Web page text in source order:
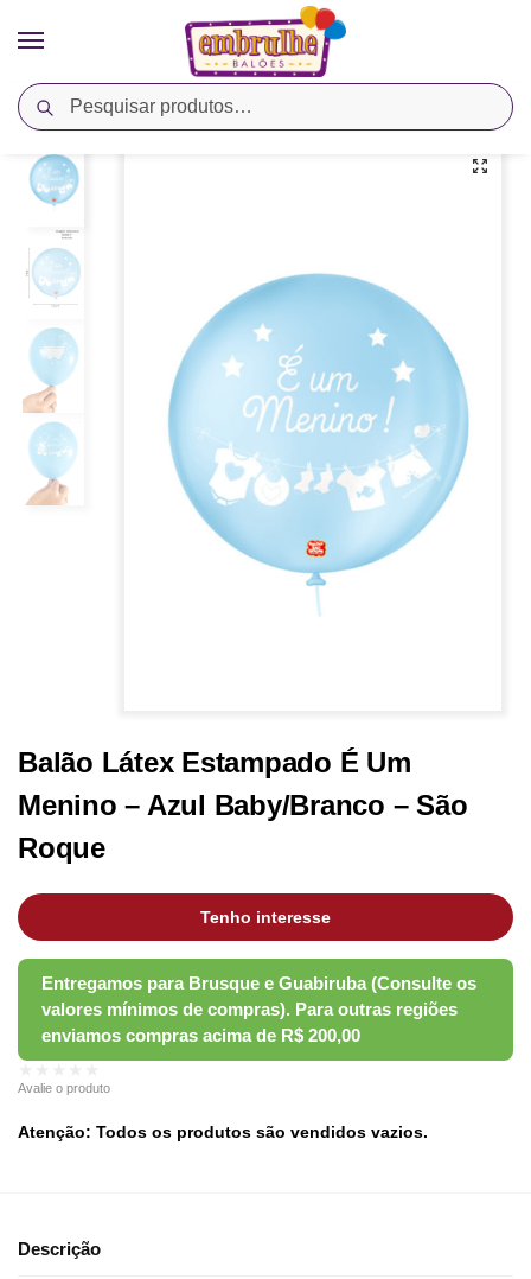
Pesquisar
Início Cores Azul / Balão Látex Estampado É Um Menino – Azul Baby/Branco – São Roque
Balão Látex Estampado É Um
Menino – Azul Baby/Branco – São
Roque
Tenho interesse
Avalie o produto
Atenção: Todos os produtos são vendidos vazios.
Descrição